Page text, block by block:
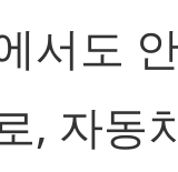
서도
, 자동